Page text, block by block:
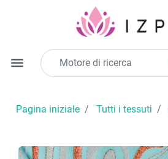
menu
Pagina iniziale Tutti i tessuti